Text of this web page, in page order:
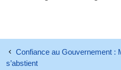
Confiance au Gouvernement :
s’abstient